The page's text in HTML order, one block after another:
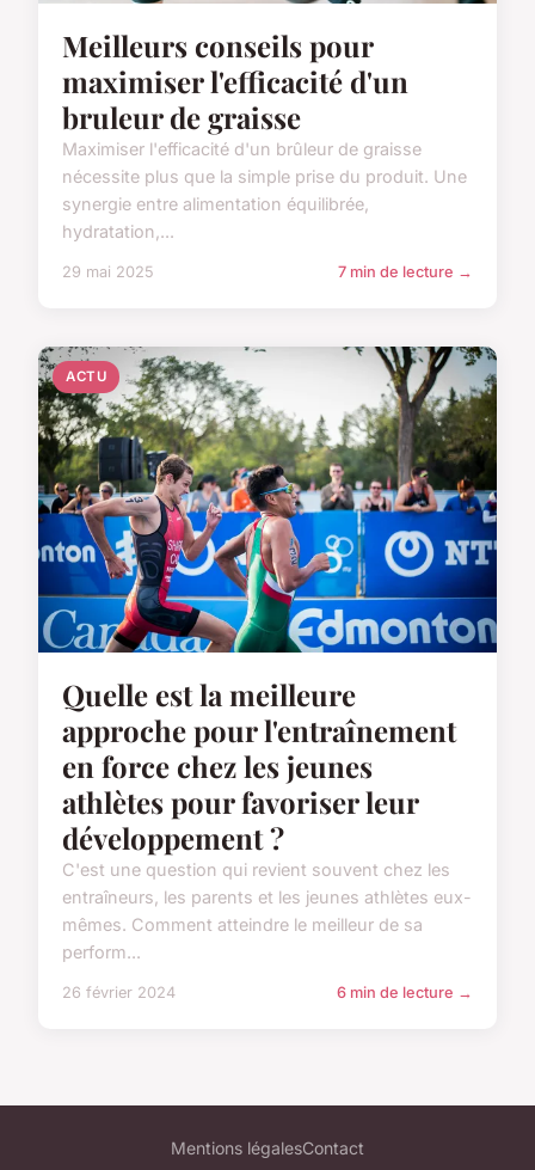
Meilleurs conseils pour
maximiser l'efficacité d'un
bruleur de graisse
Maximiser l'efficacité d'un brûleur de graisse
nécessite plus que la simple prise du produit. Une
synergie entre alimentation équilibrée,
hydratation,...
29 mai 2025 7 min de lecture →
ACTU
Quelle est la meilleure
approche pour l'entraînement
en force chez les jeunes
athlètes pour favoriser leur
développement ?
C'est une question qui revient souvent chez les
entraîneurs, les parents et les jeunes athlètes eux-
mêmes. Comment atteindre le meilleur de sa
perform...
26 février 2024 6 min de lecture →
Mentions légalesContact